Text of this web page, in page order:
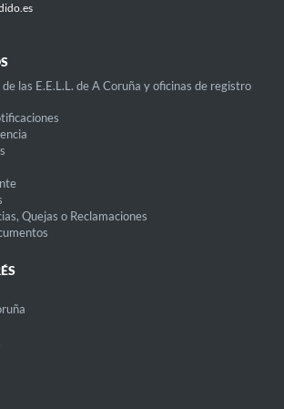
las E.E.L.L. de A Coruña y oficinas de registro
Quejas o Reclamaciones